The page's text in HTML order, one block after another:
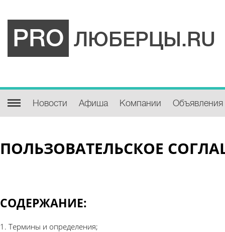
PRO ЛЮБЕРЦЫ.RU
Новости Афиша Компании Объявления
ПОЛЬЗОВАТЕЛЬСКОЕ
СОДЕРЖАНИЕ:
1. Термины и определения;